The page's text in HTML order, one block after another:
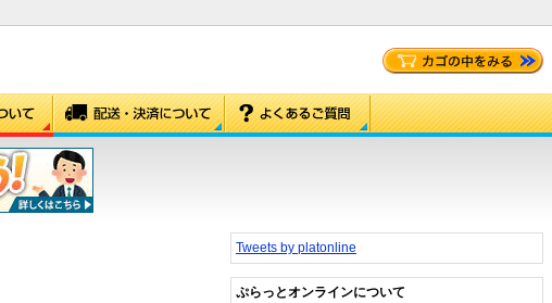
Tweets by platonline
ぷらっとオンラインについて